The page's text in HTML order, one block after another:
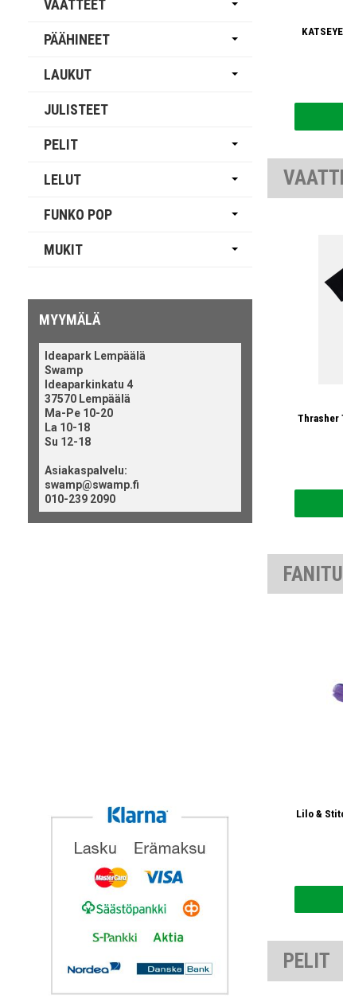
Thrasher
Lilo &
PELIT
VAATTEET
PÄÄHINEET
LAUKUT
JULISTEET
PELIT
LELUT
FUNKO POP
MUKIT
MYYMÄLÄ
Ideapark Lempäälä
Swamp
Ideaparkinkatu 4
37570 Lempäälä
Ma-Pe 10-20
La 10-18
Su 12-18
Asiakaspalvelu:
swamp@swamp.fi
010-239 2090